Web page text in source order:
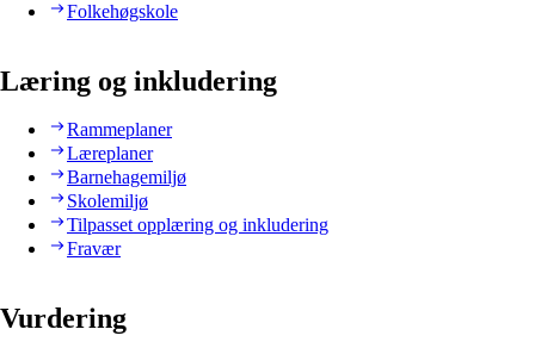
Folkehøgskole
Læring og inkludering
Rammeplaner
Læreplaner
Barnehagemiljø
Skolemiljø
Tilpasset opplæring og inkludering
Fravær
Vurdering